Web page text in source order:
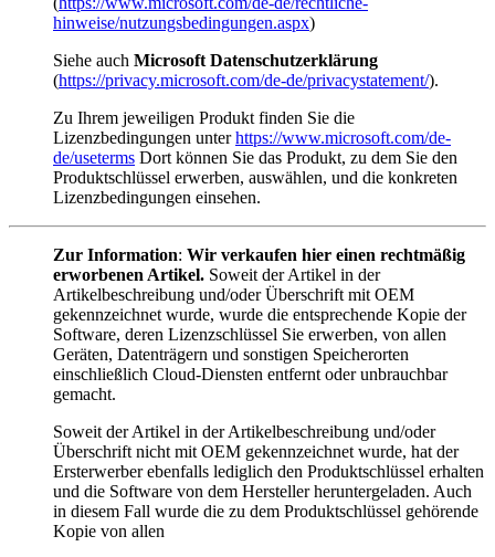
hinweise/nutzungsbedingungen.aspx)
Siehe auch Microsoft Datenschutzerklärung
(https://privacy.microsoft.com/de-de/privacystatement/).
Zu Ihrem jeweiligen Produkt finden Sie die
Lizenzbedingungen unterhttps://www.microsoft.com/de-
de/useterms Dort können Sie das Produkt, zu dem Sie den
Produktschlüssel erwerben, auswählen, und die konkreten
Lizenzbedingungen einsehen.
Zur Information: Wir verkaufen hier einen rechtmäßig
erworbenen Artikel. Soweit der Artikel in der
Artikelbeschreibung und/oder Überschrift mit OEM
gekennzeichnet wurde, wurde die entsprechende Kopie der
Software, deren Lizenzschlüssel Sie erwerben, von allen
Geräten, Datenträgern und sonstigen Speicherorten
einschließlich Cloud-Diensten entfernt oder unbrauchbar
gemacht.
Soweit der Artikel in der Artikelbeschreibung und/oder
Überschrift nicht mit OEM gekennzeichnet wurde, hat der
Ersterwerber ebenfalls lediglich den Produktschlüssel erhalten
und die Software von dem Hersteller heruntergeladen. Auch
in diesem Fall wurde die zu dem Produktschlüssel gehörende
Kopie von allen